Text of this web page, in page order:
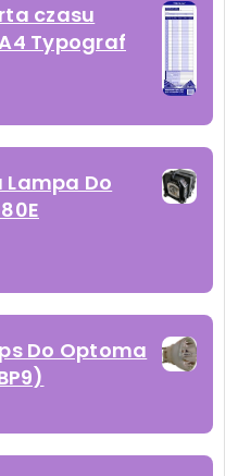
czasu
Typograf
Do
Do Optoma